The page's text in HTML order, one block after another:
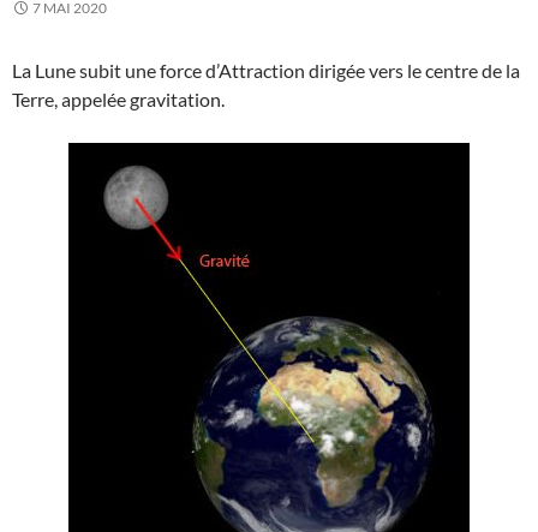
7 MAI 2020
La Lune subit une force d’Attraction dirigée vers le centre de la
Terre, appelée gravitation.